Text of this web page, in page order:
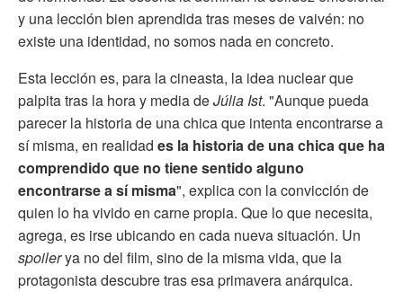
y una lección bien aprendida tras meses de vaivén: no
existe una identidad, no somos nada en concreto.
Esta lección es, para la cineasta, la idea nuclear que
palpita tras la hora y media deJúlia Ist. "Aunque pueda
parecer la historia de una chica que intenta encontrarse a
sí misma, en realidad es la historia de una chica que ha
comprendido que no tiene sentido alguno
encontrarse a sí misma", explica con la convicción de
quien lo ha vivido en carne propia. Que lo que necesita,
agrega, es irse ubicando en cada nueva situación. Un
spoilerya no del film, sino de la misma vida, que la
protagonista descubre tras esa primavera anárquica.